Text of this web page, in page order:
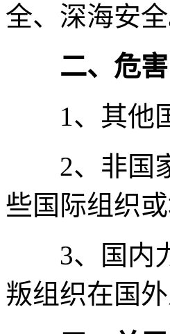
全、深海安全
二、危害
1、其他
2、非国家
些国际组织
3、国内力
叛组织在国